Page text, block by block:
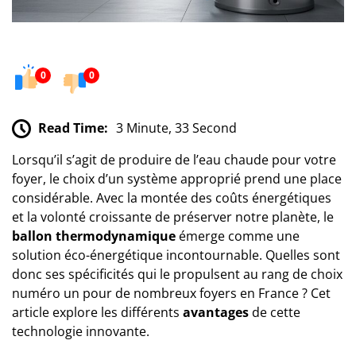
0 0
Read Time: 3 Minute, 33 Second
Lorsqu’il s’agit de produire de l’eau chaude pour votre
foyer, le choix d’un système approprié prend une place
considérable. Avec la montée des coûts énergétiques
et la volonté croissante de préserver notre planète, le
ballon thermodynamique émerge comme une
solution éco-énergétique incontournable. Quelles sont
donc ses spécificités qui le propulsent au rang de choix
numéro un pour de nombreux foyers en France ? Cet
article explore les différents avantagesde cette
technologie innovante.